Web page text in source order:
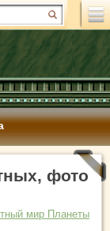
фото
мир Планеты